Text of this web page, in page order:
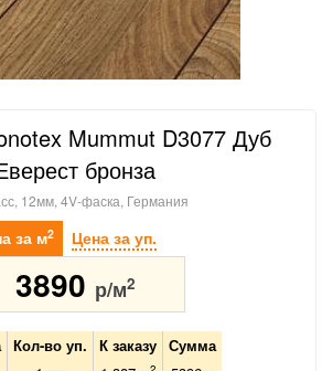
Mummut D3077 Дуб
бронза
12мм, 4V-фаска, Германия
за м2 Цена за уп.
3890 р/м2
Кол-во уп. К заказу
Сумма